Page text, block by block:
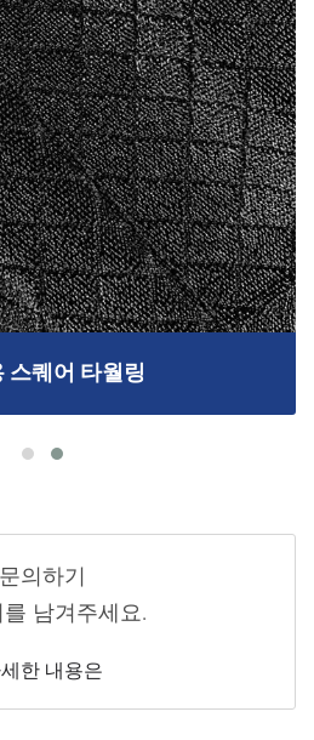
스퀘어 타월링
문의하기
를 남겨주세요.
한 내용은